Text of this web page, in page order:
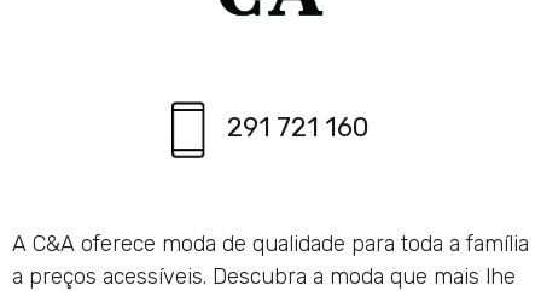
291 721 160
A C&A oferece moda de qualidade para toda a família
a preços acessíveis. Descubra a moda que mais lhe